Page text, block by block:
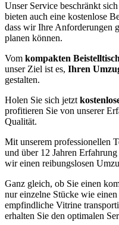
Unser Service beschränkt
bieten auch eine kostenlose
dass wir Ihre Anforderungen
planen können.
Vom kompakten Beistelltisch
unser Ziel ist es, Ihren
gestalten.
Holen Sie sich jetzt
profitieren Sie von unserer
Qualität.
Mit unserem professionellen
und über 12 Jahren
wir einen reibungslosen
Ganz gleich, ob Sie einen
nur einzelne Stücke wie
empfindliche Vitrine
erhalten Sie den optimalen